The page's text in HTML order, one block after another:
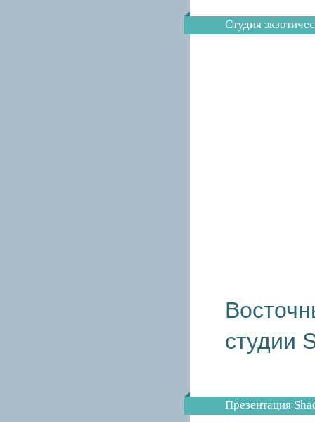
Студия
студии
Презентация